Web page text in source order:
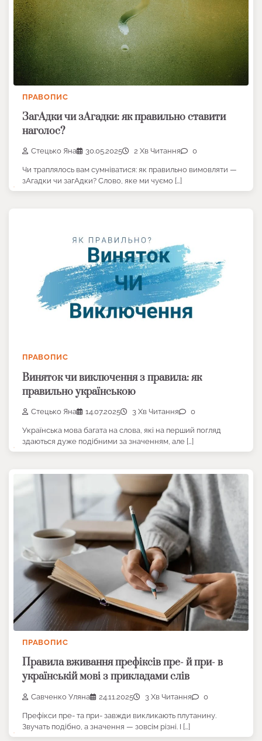
ПРАВОПИС
ЗагАдки чи зАгадки: як правильно ставити
наголос?
Стецько Яна 30.05.2025 2 Хв Читання 0
Чи траплялось вам сумніватися: як правильно вимовляти —
зАгадки чи загАдки? Слово, яке ми чуємо […]
ПРАВОПИС
Виняток чи виключення з правила: як
правильно українською
Стецько Яна 14.07.2025 3 Хв Читання 0
Українська мова багата на слова, які на перший погляд
здаються дуже подібними за значенням, але […]
ПРАВОПИС
Правила вживання префіксів пре- й при- в
українській мові з прикладами слів
Савченко Уляна 24.11.2025 3 Хв Читання 0
Префікси пре- та при- завжди викликають плутанину.
Звучать подібно, а значення — зовсім різні. І […]